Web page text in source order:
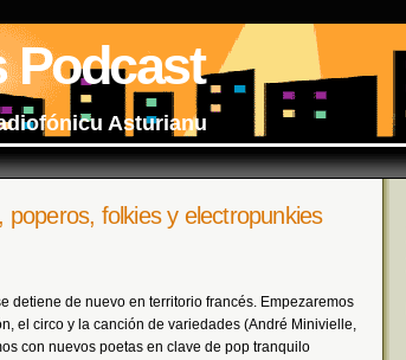
Podcast
Asturianu
folkies y electropunkies
detiene de nuevo en territorio francés. Empezaremos
el circo y la canción de variedades (André Minivielle,
con nuevos poetas en clave de pop tranquilo